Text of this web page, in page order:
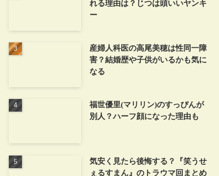
れる理由は？じつは頭いいヤンキ
ー
産婦人科医の高尾美穂は性同一障
害？結婚歴や子供がいるかも気に
なる
福世優里(マリリン)のすっぴんが
別人？ハーフ顔になった理由も
気安く見たら後悔する？『笑うせ
ぇるすまん』のトラウマ回まとめ